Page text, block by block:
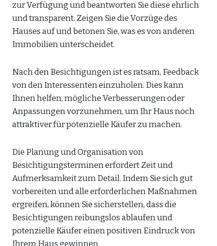
zur Verfügung und beantworten Sie diese ehrlich
und transparent. Zeigen Sie die Vorzüge des
Hauses auf und betonen Sie, was es von anderen
Immobilien unterscheidet.
Nach den Besichtigungen ist es ratsam, Feedback
von den Interessenten einzuholen. Dies kann
Ihnen helfen, mögliche Verbesserungen oder
Anpassungen vorzunehmen, um Ihr Haus noch
attraktiver für potenzielle Käufer zu machen.
Die Planung und Organisation von
Besichtigungsterminen erfordert Zeit und
Aufmerksamkeit zum Detail. Indem Sie sich gut
vorbereiten und alle erforderlichen Maßnahmen
ergreifen, können Sie sicherstellen, dass die
Besichtigungen reibungslos ablaufen und
potenzielle Käufer einen positiven Eindruck von
Ihrem Haus gewinnen.